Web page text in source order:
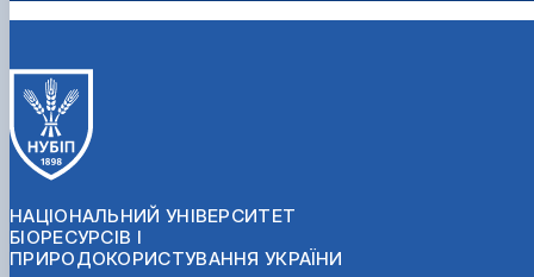
НАЦІОНАЛЬНИЙ УНІВЕРСИТЕТ
БІОРЕСУРСІВ І
ПРИРОДОКОРИСТУВАННЯ УКРАЇНИ